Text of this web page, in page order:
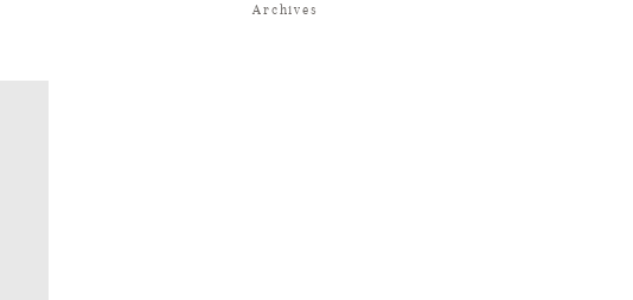
Archives